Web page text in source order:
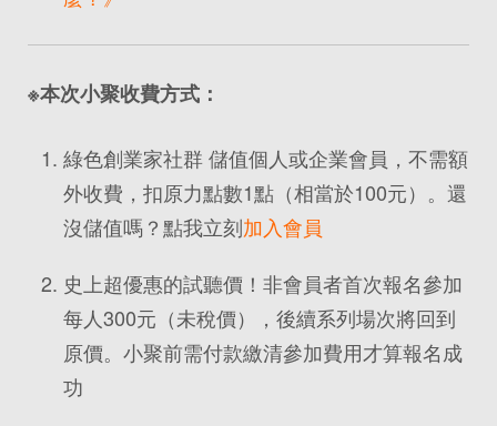
※本次小聚收費方式：
綠色創業家社群 儲值個人或企業會員，不需額
外收費，扣原力點數1點（相當於100元）。還
沒儲值嗎？點我立刻加入會員
史上超優惠的試聽價！非會員者首次報名參加
每人300元（未稅價），後續系列場次將回到
原價。小聚前需付款繳清參加費用才算報名成
功